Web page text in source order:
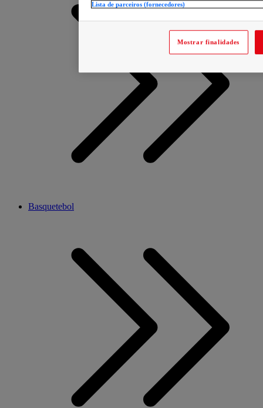
Basquetebol
Lista de parceiros (fornecedores)
Mostrar finalidades